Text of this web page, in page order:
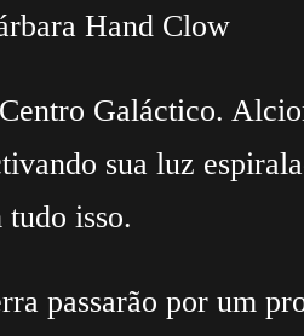
Hand Clow
Galáctico.
sua luz
tudo isso.
passarão por um